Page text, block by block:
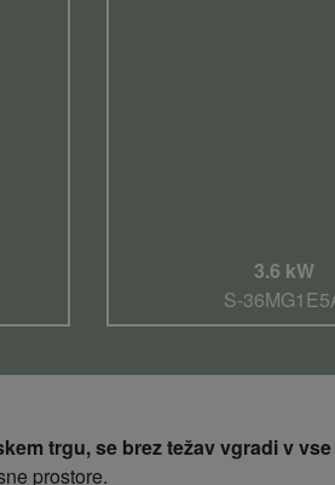
3.6 kW
S-
trgu, se brez težav vgradi v
prostore.